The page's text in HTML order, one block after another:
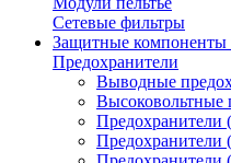
Сетевые фильтры
Защитные компоненты
Предохранители
Выводные
Высоковольтные
Предохранители
Предохранители